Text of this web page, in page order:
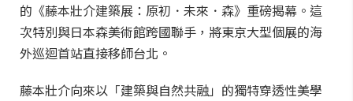
的《藤本壯介建築展：原初．未來．森》重磅揭幕。這
次特別與日本森美術館跨國聯手，將東京大型個展的海
外巡迴首站直接移師台北。
藤本壯介向來以「建築與自然共融」的獨特穿透性美學